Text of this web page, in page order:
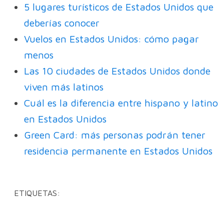
5 lugares turísticos de Estados Unidos que
deberías conocer
Vuelos en Estados Unidos: cómo pagar
menos
Las 10 ciudades de Estados Unidos donde
viven más latinos
Cuál es la diferencia entre hispano y latino
en Estados Unidos
Green Card: más personas podrán tener
residencia permanente en Estados Unidos
ETIQUETAS: